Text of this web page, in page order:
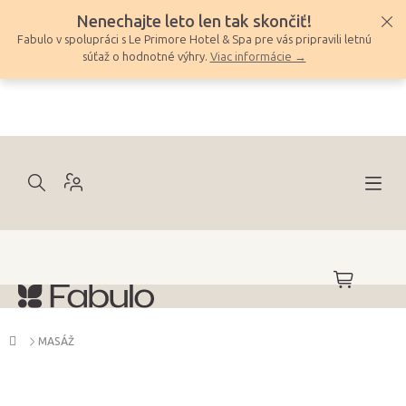
obsah
Nenechajte leto len tak skončiť!
Fabulo v spolupráci s Le Primore Hotel & Spa pre vás pripravili letnú
súťaž o hodnotné výhry. Viac informácie →
NÁKUPNÝ
KOŠÍK
Domov
MASÁŽ